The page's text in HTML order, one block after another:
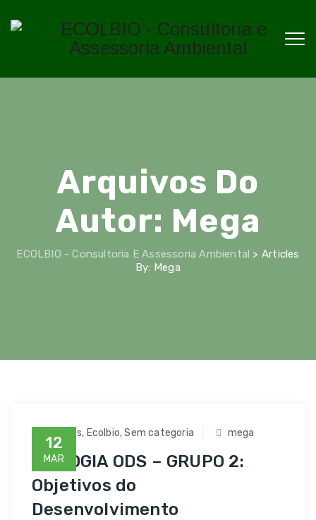
Arquivos Do
Autor: Mega
ECOLBIO - Consultoria E Assessoria Ambiental > Articles
By: Mega
12
MAR
Artigos, Ecolbio,Sem categoria mega
TRILOGIA ODS – GRUPO 2:
Objetivos do
Desenvolvimento